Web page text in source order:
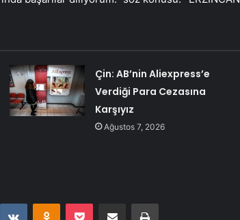
Çin: AB’nin Aliexpress’e
Verdiği Para Cezasına
Karşıyız
Ağustos 7, 2026
VKontakteOdnoklassniki
Pocket E-Posta ile paylaş Yazdır